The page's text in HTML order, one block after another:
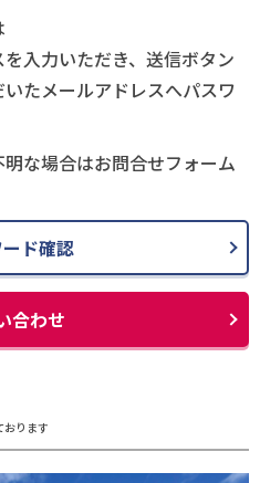
入力いただき、送信ボタン
たメールアドレスへパスワ
な場合はお問合せフォーム
ド確認
合わせ
ります